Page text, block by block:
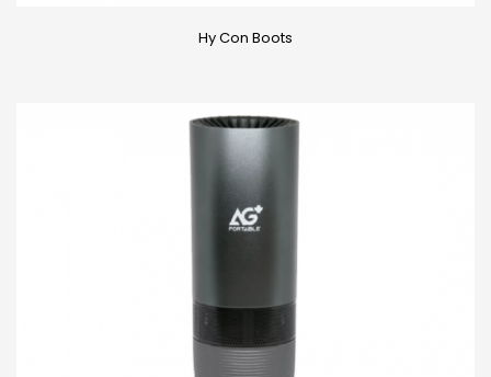
Hy Con Boots